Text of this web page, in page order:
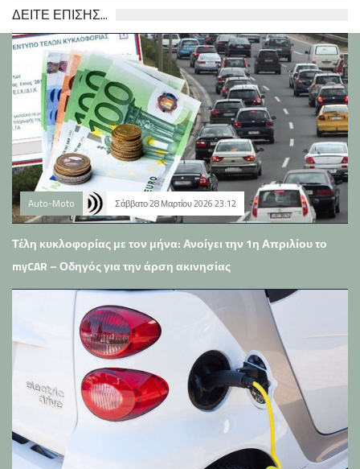
ΔΕΙΤΕ ΕΠΙΣΗΣ...
Auto-Moto Σάββατο 28 Μαρτίου 2026 23:12
Τέλη κυκλοφορίας με τον μήνα: Ανοίγει την 1η Απριλίου το
myCAR – Οδηγός για την άρση ακινησίας